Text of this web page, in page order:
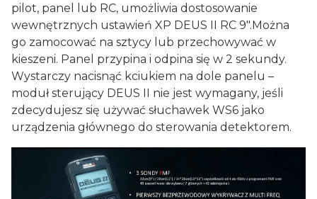
pilot, panel lub RC, umożliwia dostosowanie
wewnętrznych ustawień XP DEUS II RC 9".Można
go zamocować na sztycy lub przechowywać w
kieszeni. Panel przypina i odpina się w 2 sekundy.
Wystarczy nacisnąć kciukiem na dole panelu –
moduł sterujący DEUS II nie jest wymagany, jeśli
zdecydujesz się używać słuchawek WS6 jako
urządzenia głównego do sterowania detektorem.